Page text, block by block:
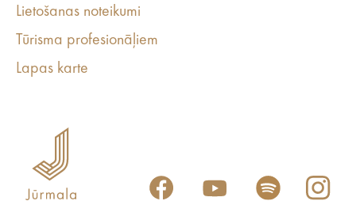
Lietošanas noteikumi
Tūrisma profesionāļiem
Lapas karte